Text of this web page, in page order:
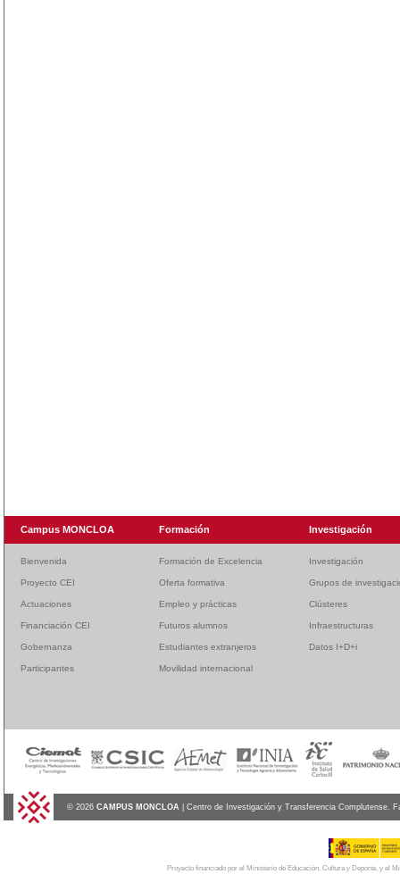
Campus MONCLOA Formación Investigación
Bienvenida Formación de Excelencia Investigación
Proyecto CEI Oferta formativa Grupos de
Actuaciones Empleo y prácticas Clústeres
Financiación CEI Futuros alumnos Infraestructuras
Gobernanza Estudiantes extranjeros Datos I+D+i
Participantes Movilidad internacional
© 2026 CAMPUS MONCLOA | Centro de Investigación y Transferencia Complutense.
Proyecto financiado por el Ministerio de Educación, Cultura y Deporte, y el